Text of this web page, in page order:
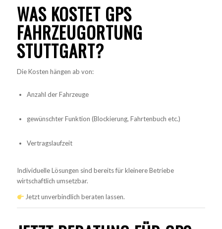
WAS KOSTET GPS
FAHRZEUGORTUNG
STUTTGART?
Die Kosten hängen ab von:
Anzahl der Fahrzeuge
gewünschter Funktion (Blockierung, Fahrtenbuch etc.)
Vertragslaufzeit
Individuelle Lösungen sind bereits für kleinere Betriebe
wirtschaftlich umsetzbar.
Jetzt unverbindlich beraten lassen.